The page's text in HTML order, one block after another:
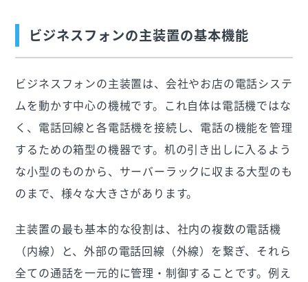
ビジネスフォンの主装置の基本機能
ビジネスフォンの主装置は、会社やお店の電話システ
ムを動かす中心の機械です。これ自体は電話機ではな
く、電話回線と各電話機を接続し、電話の機能を管理
するための箱型の機器です。机の引き出しに入るよう
な小型のものから、サーバーラックに収まる大型のも
のまで、様々な大きさがあります。
主装置の最も基本的な役割は、社内の複数の電話機
（内線）と、外部の電話回線（外線）を繋ぎ、それら
全ての通話を一元的に管理・制御することです。例え